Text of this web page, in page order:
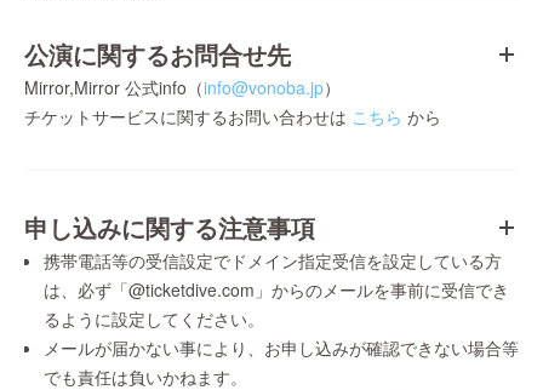
公演に関するお問合せ先
Mirror,Mirror 公式info（info@vonoba.jp）
チケットサービスに関するお問い合わせは こちら から
申し込みに関する注意事項
携帯電話等の受信設定でドメイン指定受信を設定している方
は、必ず「@ticketdive.com」からのメールを事前に受信でき
るように設定してください。
メールが届かない事により、お申し込みが確認できない場合等
でも責任は負いかねます。